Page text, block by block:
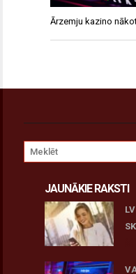
Ārzemju kazino
JAUNĀKIE RAKSTI